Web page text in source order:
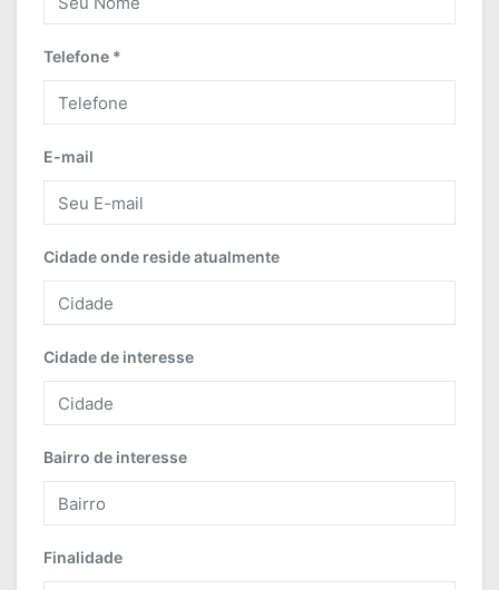
Telefone *
E-mail
Cidade onde reside atualmente
Cidade de interesse
Bairro de interesse
Finalidade